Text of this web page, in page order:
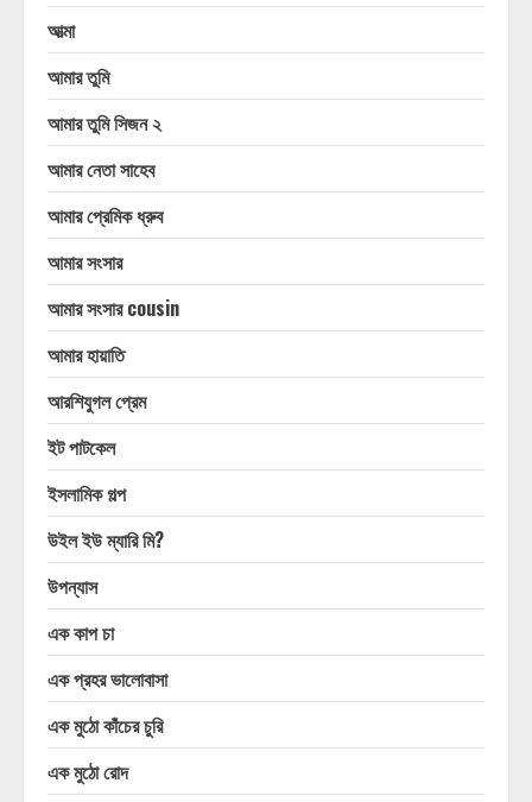
আত্মা
আমার তুমি
আমার তুমি সিজন ২
আমার নেতা সাহেব
আমার প্রেমিক ধ্রুব
আমার সংসার
আমার সংসার cousin
আমার হায়াতি
আরশিযুগল প্রেম
ইট পাটকেল
ইসলামিক গল্প
উইল ইউ ম্যারি মি?
উপন্যাস
এক কাপ চা
এক প্রহর ভালোবাসা
এক মুঠো কাঁচের চুরি
এক মুঠো রোদ